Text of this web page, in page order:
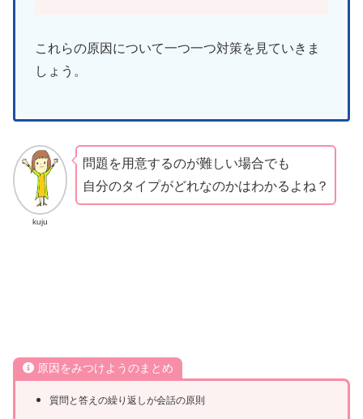
これらの原因について一つ一つ対策を見ていきま
しょう。
kuju
問題を用意するのが難しい場合でも
自分のタイプがどれなのかはわかるよね？
原因をみつけようのまとめ
質問と答えの繰り返しが会話の原則